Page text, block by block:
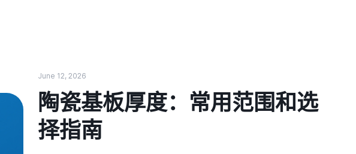
June 12, 2026
陶瓷基板厚度：常用范围和选
择指南